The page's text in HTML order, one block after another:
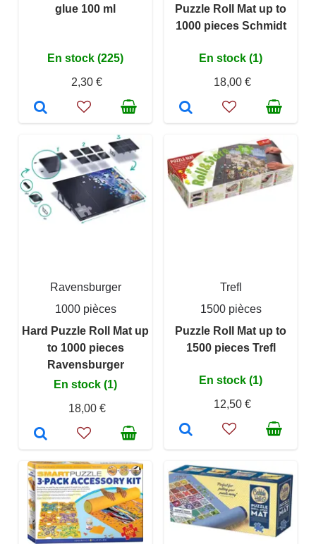
glue 100 ml
En stock (225)
2,30 €
Puzzle Roll Mat up to
1000 pieces Schmidt
En stock (1)
18,00 €
Ravensburger
1000 pièces
Hard Puzzle Roll Mat up
to 1000 pieces
Ravensburger
En stock (1)
18,00 €
Trefl
1500 pièces
Puzzle Roll Mat up to
1500 pieces Trefl
En stock (1)
12,50 €